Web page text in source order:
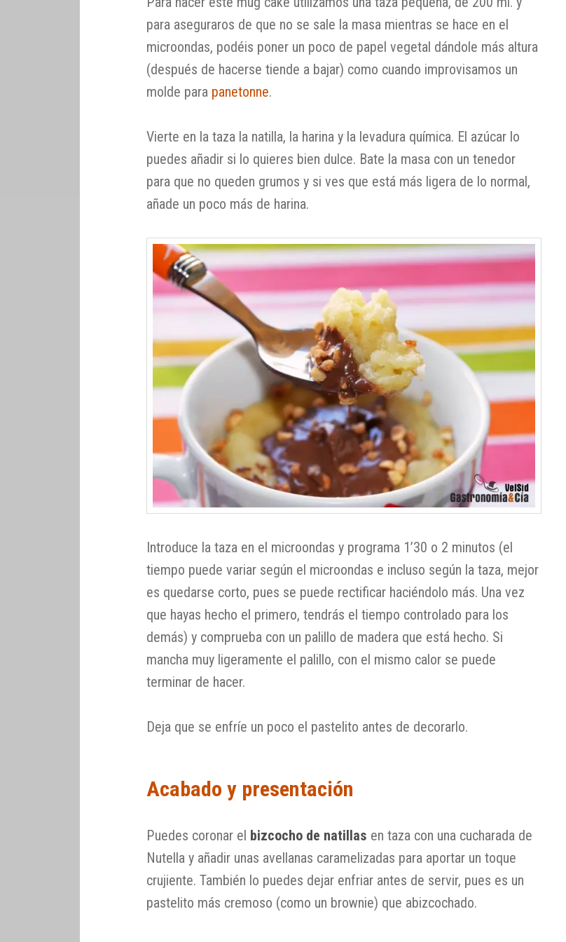
para aseguraros de que no se sale la masa mientras se hace en el
microondas, podéis poner un poco de papel vegetal dándole más altura
(después de hacerse tiende a bajar) como cuando improvisamos un
molde para panetonne.
Vierte en la taza la natilla, la harina y la levadura química. El azúcar lo
puedes añadir si lo quieres bien dulce. Bate la masa con un tenedor
para que no queden grumos y si ves que está más ligera de lo normal,
añade un poco más de harina.
Introduce la taza en el microondas y programa 1’30 o 2 minutos (el
tiempo puede variar según el microondas e incluso según la taza, mejor
es quedarse corto, pues se puede rectificar haciéndolo más. Una vez
que hayas hecho el primero, tendrás el tiempo controlado para los
demás) y comprueba con un palillo de madera que está hecho. Si
mancha muy ligeramente el palillo, con el mismo calor se puede
terminar de hacer.
Deja que se enfríe un poco el pastelito antes de decorarlo.
Acabado y presentación
Puedes coronar el bizcocho de natillas en taza con una cucharada de
Nutella y añadir unas avellanas caramelizadas para aportar un toque
crujiente. También lo puedes dejar enfriar antes de servir, pues es un
pastelito más cremoso (como un brownie) que abizcochado.